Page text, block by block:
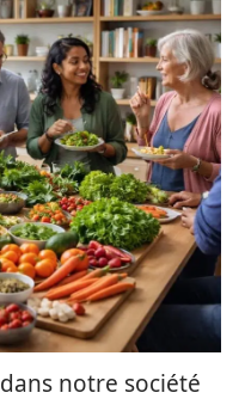
dans notre société